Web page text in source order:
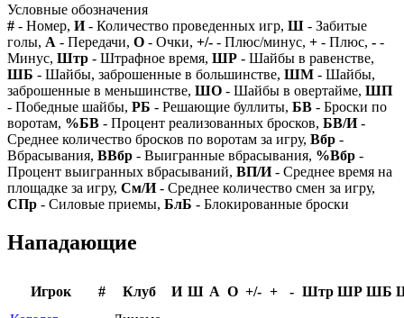
Условные обозначения
# - Номер, И- Количество проведенных игр, Ш - Забитые
голы, А - Передачи, О - Очки, +/- - Плюс/минус, + - Плюс, - -
Минус, Штр - Штрафное время, ШР - Шайбы в равенстве,
ШБ - Шайбы, заброшенные в большинстве, ШМ - Шайбы,
заброшенные в меньшинстве, ШО - Шайбы в овертайме, ШП
- Победные шайбы, РБ - Решающие буллиты, БВ - Броски по
воротам, %БВ - Процент реализованных бросков, БВ/И-
Среднее количество бросков по воротам за игру, Вбр -
Вбрасывания, ВВбр - Выигранные вбрасывания, %Вбр -
Процент выигранных вбрасываний, ВП/И- Среднее время на
площадке за игру, См/И- Среднее количество смен за игру,
СПр - Силовые приемы, БлБ - Блокированные броски
Нападающие
Игрок # Клуб И Ш А О +/- + - Штр ШР ШБ